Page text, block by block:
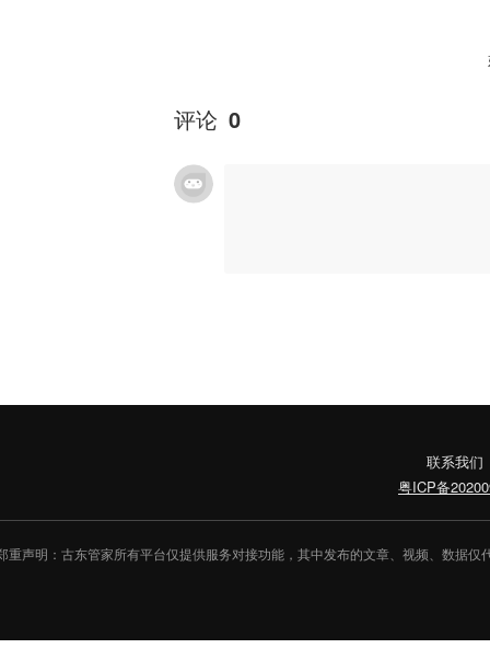
评论 0
联系我们
粤ICP备
重声明：古东管家所有平台仅提供服务对接功能，其中发布的文章、视频、数据